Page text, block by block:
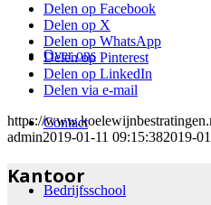
Over ons
Contact
Bedrijfsschool
Delen op Facebook
Delen op X
Delen op WhatsApp
Delen op Pinterest
Delen op LinkedIn
Delen via e-mail
https://
admin2019-01-11 09:15:382019-
Kantoor